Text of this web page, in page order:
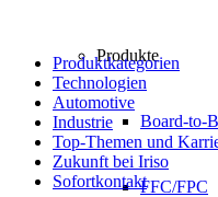
Produkte
Board-to-
FFC/FPC
Produktkategorien
Technologien
Automotive
Industrie
Top-Themen und
Zukunft bei Iriso
Sofortkontakt